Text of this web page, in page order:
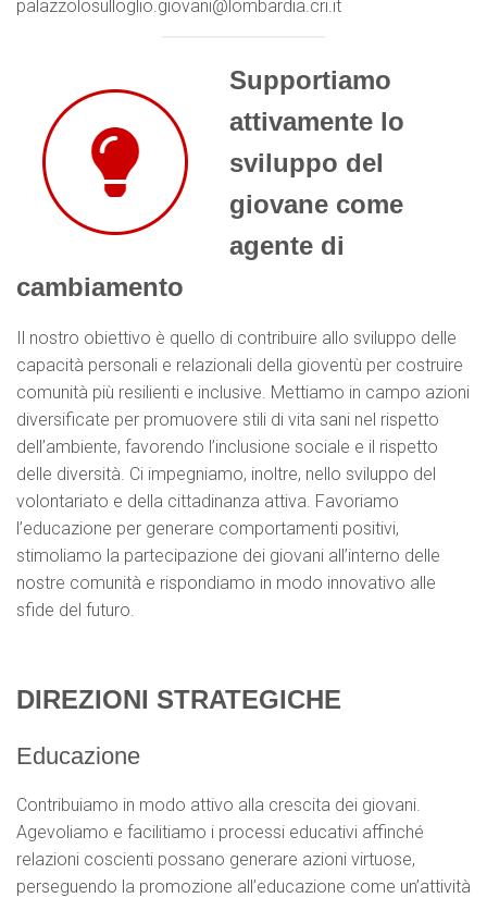
palazzolosulloglio.giovani@lombardia.cri.it
Supportiamo
attivamente lo
sviluppo del
giovane come
agente di
cambiamento
Il nostro obiettivo è quello di contribuire allo sviluppo delle
capacità personali e relazionali della gioventù per costruire
comunità più resilienti e inclusive. Mettiamo in campo azioni
diversificate per promuovere stili di vita sani nel rispetto
dell’ambiente, favorendo l’inclusione sociale e il rispetto
delle diversità. Ci impegniamo, inoltre, nello sviluppo del
volontariato e della cittadinanza attiva. Favoriamo
l’educazione per generare comportamenti positivi,
stimoliamo la partecipazione dei giovani all’interno delle
nostre comunità e rispondiamo in modo innovativo alle
sfide del futuro.
DIREZIONI STRATEGICHE
Educazione
Contribuiamo in modo attivo alla crescita dei giovani.
Agevoliamo e facilitiamo i processi educativi affinché
relazioni coscienti possano generare azioni virtuose,
perseguendo la promozione all’educazione come un’attività